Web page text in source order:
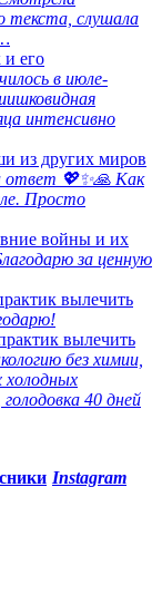
текста, слушала
и его
в июле-
интенсивно
из других миров
ответ 💖✨️🙏 Как
Просто
войны и их
за ценную
вылечить
вылечить
без химии,
40 дней
Instagram